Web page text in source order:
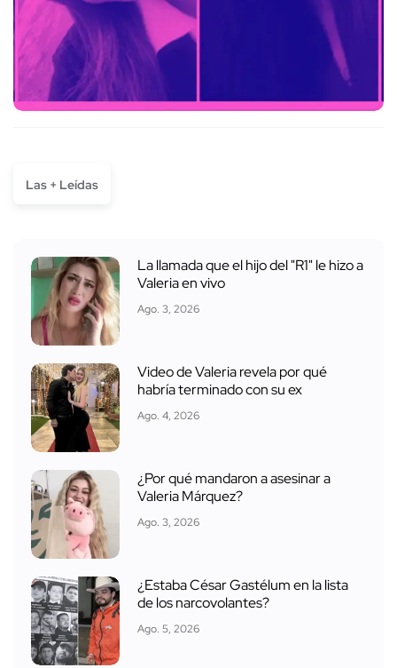
Las + Leídas
La llamada que el hijo del "R1" le hizo a
Valeria en vivo
Ago. 3, 2026
Video de Valeria revela por qué
habría terminado con su ex
Ago. 4, 2026
¿Por qué mandaron a asesinar a
Valeria Márquez?
Ago. 3, 2026
¿Estaba César Gastélum en la lista
de los narcovolantes?
Ago. 5, 2026